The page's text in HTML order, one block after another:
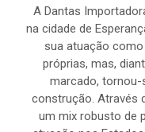
A Dantas
na cidade de
sua atuação
próprias, mas,
marcado, tornou-
construção. Através
um mix robusto de